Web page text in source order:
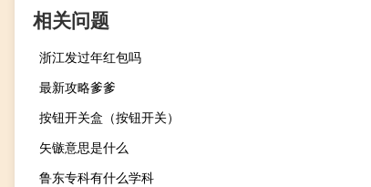
相关问题
浙江发过年红包吗
最新攻略爹爹
按钮开关盒（按钮开关）
矢镞意思是什么
鲁东专科有什么学科